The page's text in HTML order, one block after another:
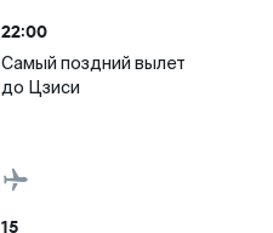
22:00
Самый поздний вылет
до Цзиси
15